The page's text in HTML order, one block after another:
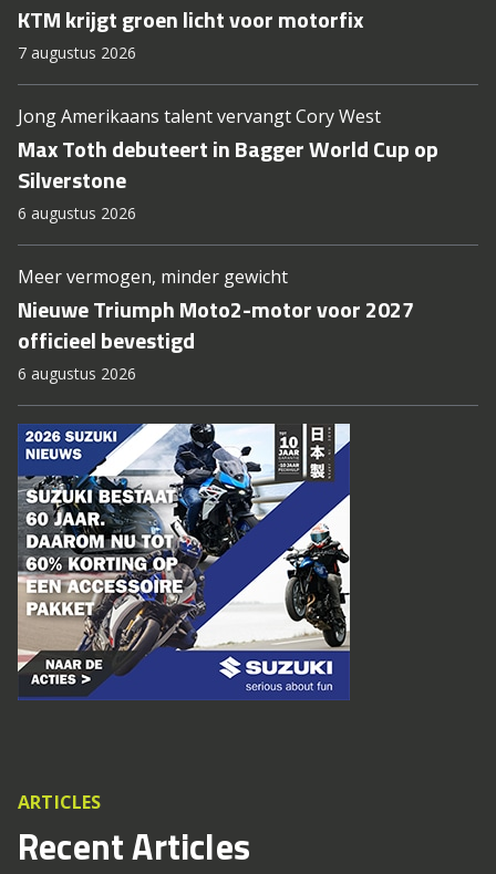
KTM krijgt groen licht voor motorfix
7 augustus 2026
Jong Amerikaans talent vervangt Cory West
Max Toth debuteert in Bagger World Cup op
Silverstone
6 augustus 2026
Meer vermogen, minder gewicht
Nieuwe Triumph Moto2-motor voor 2027
officieel bevestigd
6 augustus 2026
ARTICLES
Recent Articles